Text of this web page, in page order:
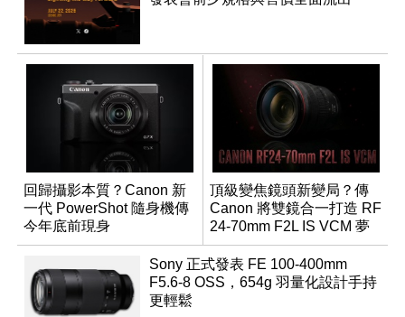
回歸攝影本質？Canon 新
一代 PowerShot 隨身機傳
今年底前現身
頂級變焦鏡頭新變局？傳
Canon 將雙鏡合一打造 RF
24-70mm F2L IS VCM 夢
幻規格
Sony 正式發表 FE 100-400mm
F5.6-8 OSS，654g 羽量化設計手持
更輕鬆